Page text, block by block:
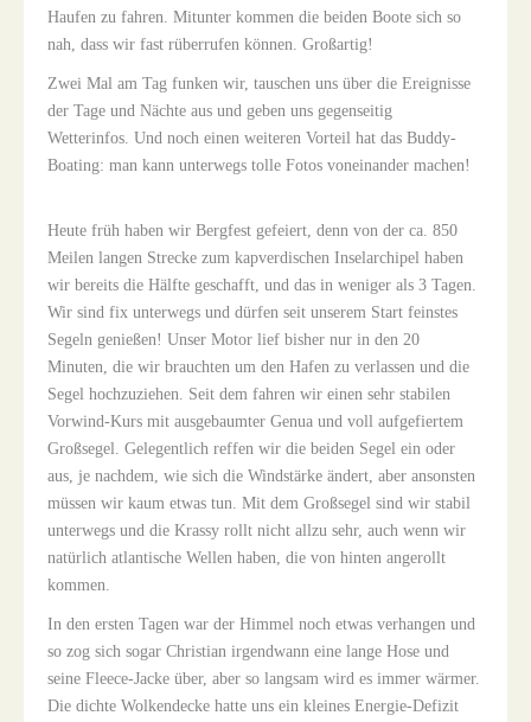
Haufen zu fahren. Mitunter kommen die beiden Boote sich so
nah, dass wir fast rüberrufen können. Großartig!
Zwei Mal am Tag funken wir, tauschen uns über die Ereignisse
der Tage und Nächte aus und geben uns gegenseitig
Wetterinfos. Und noch einen weiteren Vorteil hat das Buddy-
Boating: man kann unterwegs tolle Fotos voneinander machen!
Heute früh haben wir Bergfest gefeiert, denn von der ca. 850
Meilen langen Strecke zum kapverdischen Inselarchipel haben
wir bereits die Hälfte geschafft, und das in weniger als 3 Tagen.
Wir sind fix unterwegs und dürfen seit unserem Start feinstes
Segeln genießen! Unser Motor lief bisher nur in den 20
Minuten, die wir brauchten um den Hafen zu verlassen und die
Segel hochzuziehen. Seit dem fahren wir einen sehr stabilen
Vorwind-Kurs mit ausgebaumter Genua und voll aufgefiertem
Großsegel. Gelegentlich reffen wir die beiden Segel ein oder
aus, je nachdem, wie sich die Windstärke ändert, aber ansonsten
müssen wir kaum etwas tun. Mit dem Großsegel sind wir stabil
unterwegs und die Krassy rollt nicht allzu sehr, auch wenn wir
natürlich atlantische Wellen haben, die von hinten angerollt
kommen.
In den ersten Tagen war der Himmel noch etwas verhangen und
so zog sich sogar Christian irgendwann eine lange Hose und
seine Fleece-Jacke über, aber so langsam wird es immer wärmer.
Die dichte Wolkendecke hatte uns ein kleines Energie-Defizit